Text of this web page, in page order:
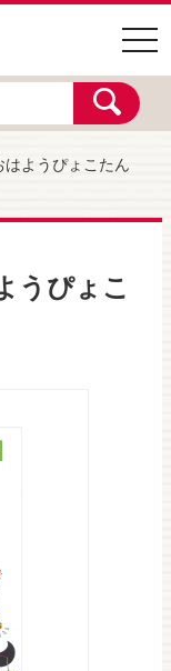
ようぴょこたん
うぴょこ